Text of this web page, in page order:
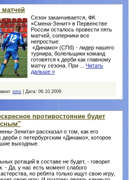
матчей
Сезон заканчивается, ФК
«Смена-Зенит» в Первенстве
России осталось провести пять
матчей, соперники все
непростые:
«Динамо» (СПб) - лидер нашего
турнира, болельщики команд
готовятся к дерби как главному
матчу сезона. При
Читать
дальше »
smz Дата: 06.10.2009
противостояние будет
Зенита» рассказал о том, как его
дерби с петербургским «Динамо», которое
выходные.
ротаций в составе не будет, - говорит
- Да, у нас есть момент слабого
но ребята только ищут свою игру,